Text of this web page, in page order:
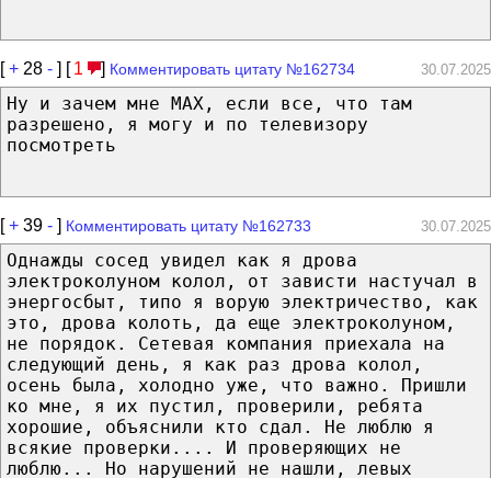
[+ 28 - ] [ 1 ] Комментировать цитату №162734 30.07.2025
Ну и зачем мне МАХ, если все, что там
разрешено, я могу и по телевизору
посмотреть
[+ 39 - ] Комментировать цитату №162733 30.07.2025
Однажды сосед увидел как я дрова
электроколуном колол, от зависти настучал в
энергосбыт, типо я ворую электричество, как
это, дрова колоть, да еще электроколуном,
не порядок. Сетевая компания приехала на
следующий день, я как раз дрова колол,
осень была, холодно уже, что важно. Пришли
ко мне, я их пустил, проверили, ребята
хорошие, объяснили кто сдал. Не люблю я
всякие проверки.... И проверяющих не
люблю... Но нарушений не нашли, левых